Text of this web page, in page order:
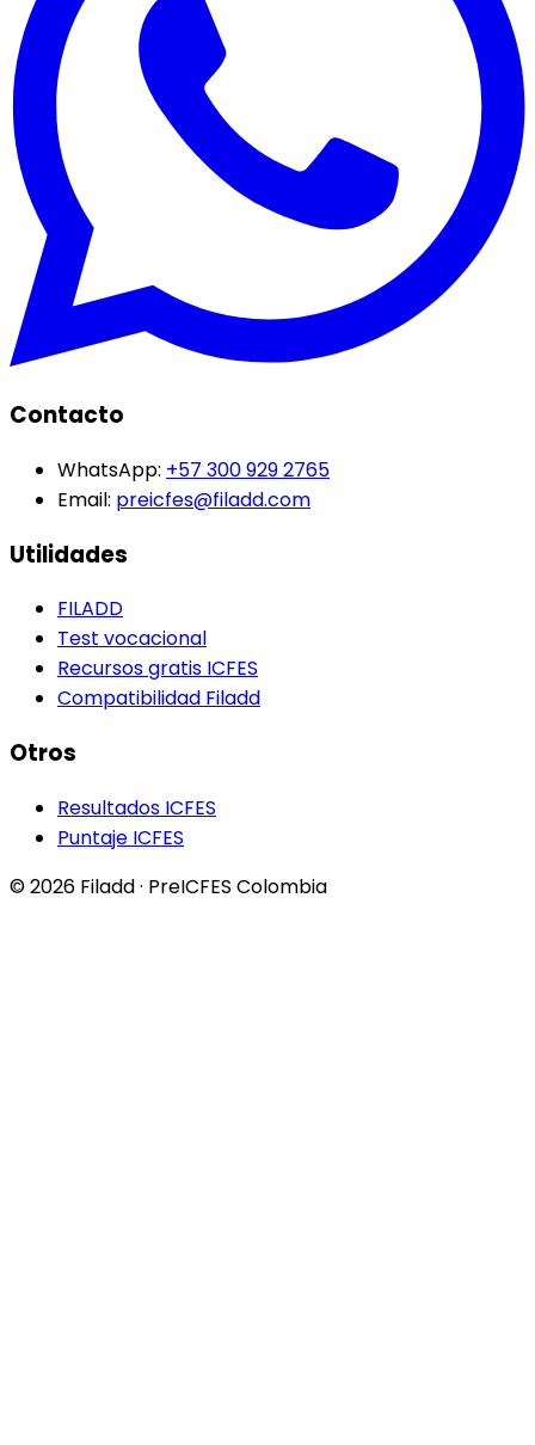
Contacto
WhatsApp: +57 300 929 2765
Email: preicfes@filadd.com
Utilidades
FILADD
Test vocacional
Recursos gratis ICFES
Compatibilidad Filadd
Otros
Resultados ICFES
Puntaje ICFES
©2026 Filadd · PreICFES Colombia